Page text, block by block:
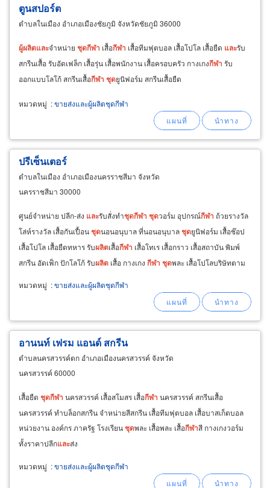
ตูนสปอร์ต
ตำบลในเมือง อำเภอเมืองชัยภูมิ จังหวัดชัยภูมิ 36000
ผู้ผลิตและจำหน่าย ชุดกีฬา เสื้อกีฬา เสื้อทีมฟุตบอล เสื้อโปโล เสื้อยืด และรับ
สกรีนเสื้อ รับอัดเฟล็ก เสื้อรุ่น เสื้อพนักงาน เสื้อครอบครัว กางเกงกีฬา รับ
ออกแบบโลโก้ สกรีนเสื้อกีฬา ชุดยูนิฟอร์ม สกรีนเสื้อยืด
หมวดหมู่ :ขายส่งและผู้ผลิตชุดกีฬา
ปรีเซ็นเตอร์
ตำบลในเมือง อำเภอเมืองนครราชสีมา จังหวัด
นครราชสีมา 30000
ศูนย์จำหน่าย ปลีก-ส่ง และรับสั่งทำชุดกีฬา ชุดวอร์ม อุปกรณ์กีฬา ถ้วยรางวัล
โล่ห์รางวัล เสื้อกันเปื้อนชุดนอนอนุบาล ที่นอนอนุบาลชุดยูนิฟอร์ม เสื้อช๊อป
เสื้อโปโล เสื้อยืดทหาร รับผลิตเสื้อกีฬา เสื้อโทเร เสื้อกราว เสื้อสถาบัน พิมพ์
สกรีน อัดเฟ็ก ปักโลโก้ รับผลิต เสื้อ กางเกง กีฬา ชุดพละ เสื้อโปโลบริษัทตาม
หมวดหมู่ :ขายส่งและผู้ผลิตชุดกีฬา
อานนท์ เฟรม แอนด์ สกรีน
ตำบลนครสวรรค์ตก อำเภอเมืองนครสวรรค์ จังหวัด
นครสวรรค์ 60000
เสื้อยืด ชุดกีฬา นครสวรรค์ เสื้อสโมสร เสื้อกีฬา นครสวรรค์ สกรีนเสื้อ
นครสวรรค์ ทำบล็อกสกรีน จำหน่ายสีสกรีน เสื้อทีมฟุตบอล เสื้อบาสเก็ตบอล
หน่วยงาน องค์กร ภาครัฐ โรงเรียนชุดพละ เสื้อพละ เสื้อกีฬาสี กางเกงวอร์ม
ทั้งราคาปลีกและส่ง
หมวดหมู่ :ขายส่งและผู้ผลิตชุดกีฬา